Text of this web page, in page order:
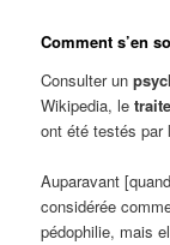
Comment s’en
Consulter un
Wikipedia, le
ont été testés par
Auparavant
considérée
pédophilie, mais